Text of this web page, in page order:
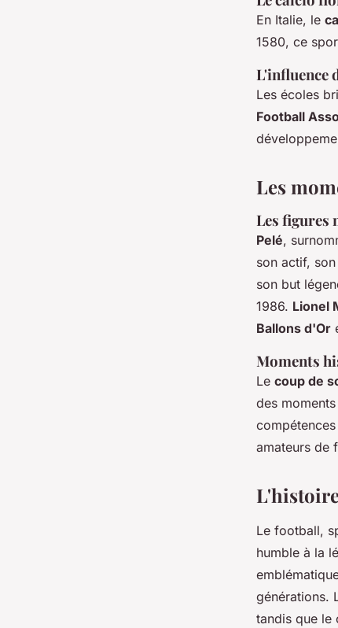
En Italie, le
1580, ce
L'influence
Les écoles
Football
Les
Les figures
Pelé,
son actif, son
son but
1986. Lionel
Ballons d'Or
Moments
Le coup de
des
amateurs de
Le football,
humble à la
générations.
tandis que le